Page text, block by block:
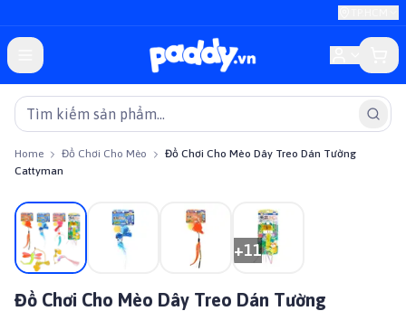
Home Đồ Chơi Cho Mèo
Đồ Chơi Cho Mèo Dây Treo Dán Tường
Cattyman
On sale
+11
Đồ Chơi Cho Mèo Dây Treo Dán Tường